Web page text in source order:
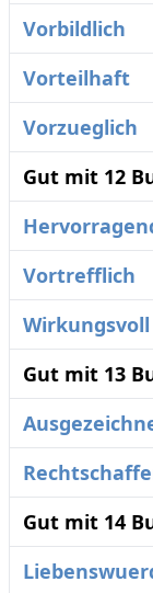
Vorbildlich
Vorteilhaft
Vorzueglich
Gut mit 12
Vortrefflich
Wirkungsvoll
Gut mit 13
Gut mit 14